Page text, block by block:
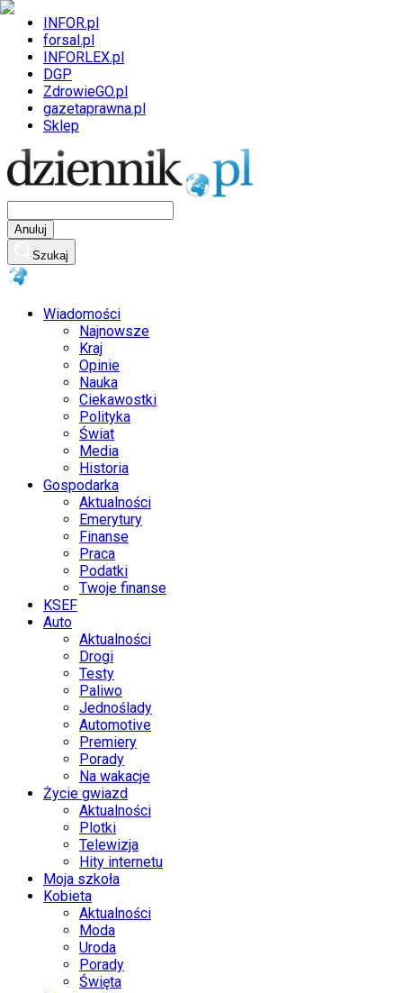
INFOR.pl
forsal.pl
INFORLEX.pl
DGP
ZdrowieGO.pl
gazetaprawna.pl
Sklep
Anuluj
Szukaj
Wiadomości
Najnowsze
Kraj
Opinie
Nauka
Ciekawostki
Polityka
Świat
Media
Historia
Gospodarka
Aktualności
Emerytury
Finanse
Praca
Podatki
Twoje finanse
KSEF
Auto
Aktualności
Drogi
Testy
Paliwo
Jednoślady
Automotive
Premiery
Porady
Na wakacje
Życie gwiazd
Aktualności
Plotki
Telewizja
Hity internetu
Moja szkoła
Kobieta
Aktualności
Moda
Uroda
Porady
Święta